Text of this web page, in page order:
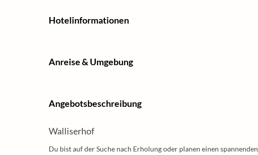
Hotelinformationen
Anreise & Umgebung
Angebotsbeschreibung
Walliserhof
Du bist auf der Suche nach Erholung oder planen einen spannenden